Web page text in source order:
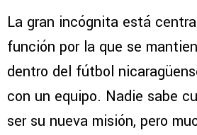
La gran incógnita está
función por la que se
dentro del fútbol
con un equipo. Nadie sabe
ser su nueva misión, pero